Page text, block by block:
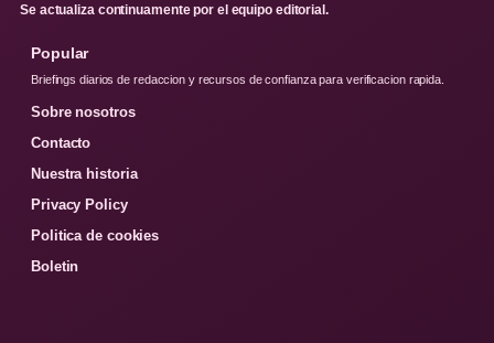
Se actualiza continuamente por el equipo editorial.
Popular
Briefings diarios de redaccion y recursos de confianza para verificacion rapida.
Sobre nosotros
Contacto
Nuestra historia
Privacy Policy
Politica de cookies
Boletin